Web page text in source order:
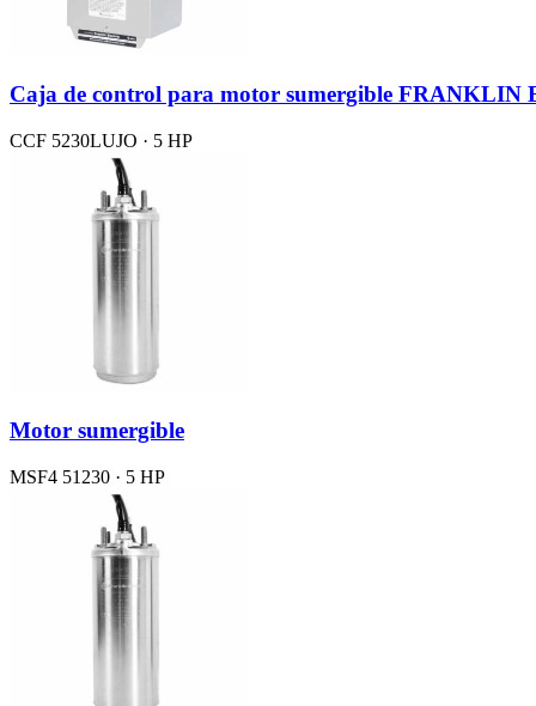
Caja de control para motor sumergible FRANKLIN
CCF 5230LUJO · 5 HP
Motor sumergible
MSF4 51230 · 5 HP